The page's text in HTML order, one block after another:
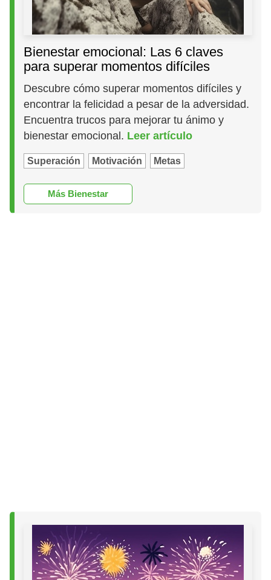
Bienestar emocional: Las 6 claves
para superar momentos difíciles
Descubre cómo superar momentos difíciles y
encontrar la felicidad a pesar de la adversidad.
Encuentra trucos para mejorar tu ánimo y
bienestar emocional. Leer artículo
Superación Motivación Metas
Más Bienestar